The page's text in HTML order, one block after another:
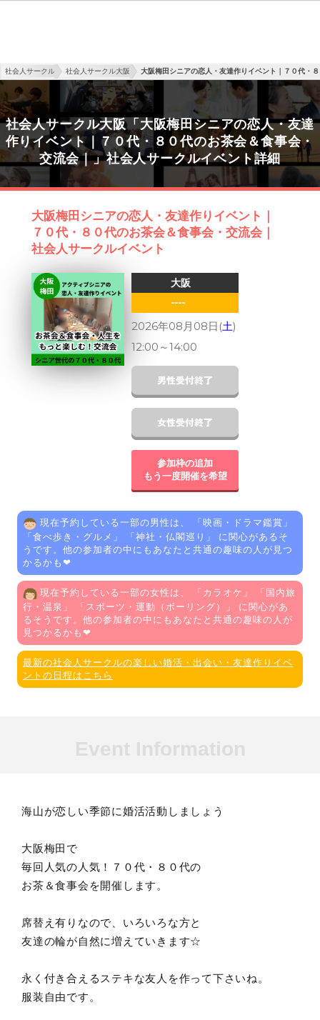
社会人サークル 社会人サークル大阪 大阪梅田シニアの恋人・友達作りイベント｜７０代・
社会人サークル大阪「大阪梅田シニアの恋人・友達
作りイベント｜７０代・８０代のお茶会＆食事会・
交流会｜」社会人サークルイベント詳細
大阪梅田シニアの恋人・友達作りイベント｜
７０代・８０代のお茶会＆食事会・交流会｜
社会人サークルイベント
大阪
----
2026年08月08日(土)
12:00 ～14:00
参加枠の追加
もう一度開催を希望
現在予約している一部の男性は、 「 映画・ドラマ鑑賞 」
「食べ歩き・グルメ 」 「神社・仏閣巡り 」 に関心があるそ
うです。他の参加者の中にもあなたと共通の趣味の人が見つ
かるかも❤
現在予約している一部の女性は、 「 カラオケ 」 「 国内旅
行・温泉 」 「スポーツ・運動（ボーリング）
」 に関心があ
るそうです。他の参加者の中にもあなたと共通の趣味の人が
見つかるかも❤
最新の社会人サークルの楽しい婚活・出会い・友達作りイベ
ントの日程はこちら
海山が恋しい季節に婚活活動しましょう
大阪梅田で
毎回人気の人気！７０代・８０代の
お茶＆食事会を開催します。
席替え有りなので、いろいろな方と
友達の輪が自然に増えていきます☆
永く付き合えるステキな友人を作って下さいね。
服装自由です。